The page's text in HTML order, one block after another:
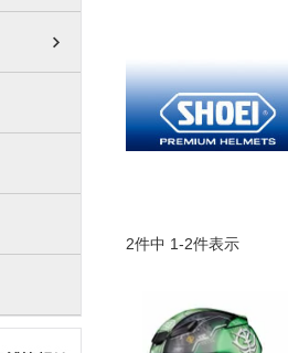
2件中 1-2件表示